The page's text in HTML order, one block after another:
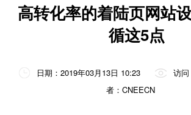
高转化率的着陆页网站
循这5点
日期：2019年03月13日 10:23 访问
者：CNEECN